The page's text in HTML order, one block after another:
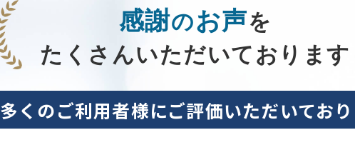
感謝のお声を
たくさんいただいております
多くのご利用者様にご評価いただいてお